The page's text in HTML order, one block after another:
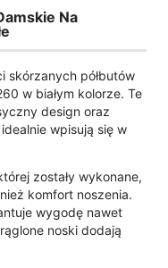
Na
skórzanych półbutów
w białym kolorze. Te
design oraz
wpisują się w
zostały wykonane,
komfort noszenia.
wygodę nawet
noski dodają